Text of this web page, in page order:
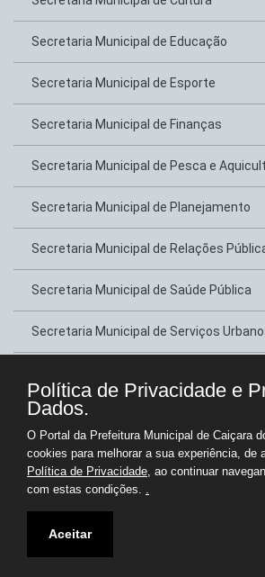
Secretaria Municipal de Educação
Secretaria Municipal de Esporte
Secretaria Municipal de Finanças
Secretaria Municipal de Pesca e
Secretaria Municipal de Planejamento
Secretaria Municipal de Relações
Secretaria Municipal de Saúde Pública
Secretaria Municipal de Serviços
Secretaria Municipal de Tributação
Secretaria Municipal de Turismo e Lazer
Política de Privacidade e
Dados.
O Portal da Prefeitura Municipal de Caiçara
cookies para melhorar a sua experiência, de
Política de Privacidade, ao continuar
com estas condições. .
Aceitar